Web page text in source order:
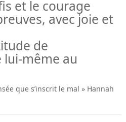
et le courage
avec joie et
de
lui-même au
que s’inscrit le mal » Hannah